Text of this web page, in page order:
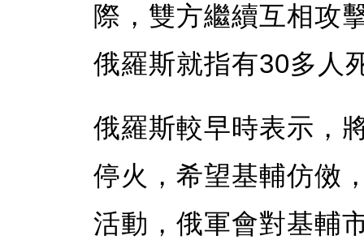
際，雙方繼續互相攻
俄羅斯就指有30多人
俄羅斯較早時表示，
停火，希望基輔仿傚
活動，俄軍會對基輔